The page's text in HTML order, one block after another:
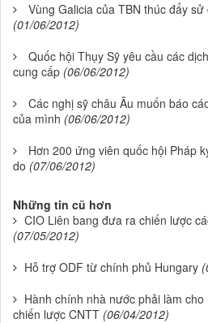
Vùng Galicia của TBN thúc đẩy
(01/06/2012)
Quốc hội Thụy Sỹ yêu cầu các
cung cấp (06/06/2012)
Các nghị sỹ châu Âu muốn báo
của mình (06/06/2012)
Hơn 200 ứng viên quốc hội Pháp
do (07/06/2012)
Những tin cũ hơn
CIO Liên bang đưa ra chiến lược
(07/05/2012)
Hỗ trợ ODF từ chính phủ Hungary
Hành chính nhà nước phải làm
chiến lược CNTT (06/04/2012)